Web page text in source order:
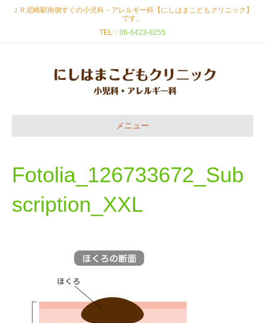
ＪＲ尼崎駅南側すぐの小児科・アレルギー科【にしはまこどもクリニック】
です。
TEL： 06-6423-8255
メニュー
Fotolia_126733672_Sub
scription_XXL